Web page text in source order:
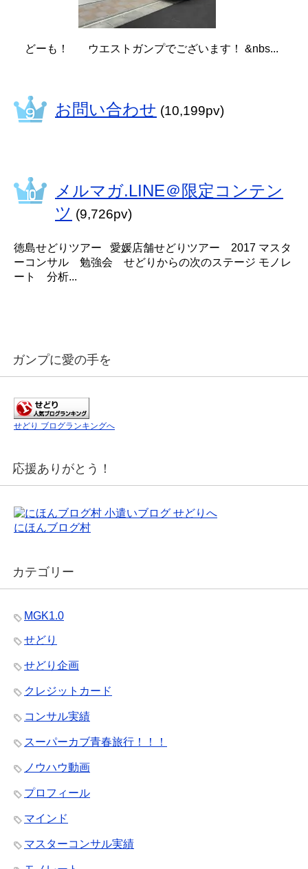
どーも！ ウエストガンプでございます！ &nbs...
お問い合わせ (10,199pv)
メルマガ.LINE＠限定コンテン
ツ (9,726pv)
徳島せどりツアー 愛媛店舗せどりツアー 2017 マスタ
ーコンサル 勉強会 せどりからの次のステージ モノレ
ート 分析...
ガンプに愛の手を
せどり ブログランキングへ
応援ありがとう！
にほんブログ村
カテゴリー
MGK1.0
せどり
せどり企画
クレジットカード
コンサル実績
スーパーカブ青春旅行！！！
ノウハウ動画
プロフィール
マインド
マスターコンサル実績